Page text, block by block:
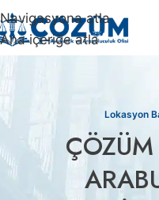
Navigasyona atla
Ana içeriğe atla
Lokasyon